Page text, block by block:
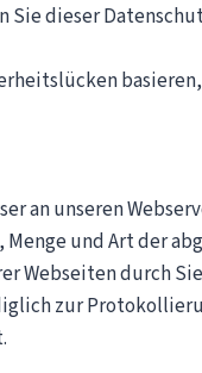
dieser
an unseren
und Art der
Webseiten durch
zur